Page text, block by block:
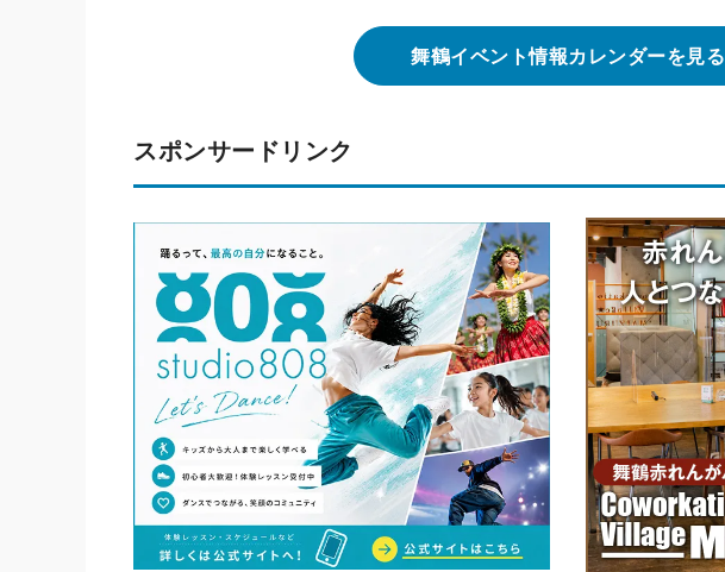
舞鶴イベント情報カレンダーを見る
スポンサードリンク